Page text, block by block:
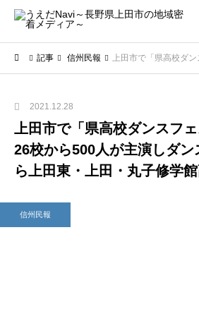
記事 信州民報 上田市で「県高校ダンスフェスタ」開催県下26校から
2021.12.28
上田市で「県高校ダンスフ
26校から500人が主演しダ
ら上田東・上田・丸子修学
信州民報